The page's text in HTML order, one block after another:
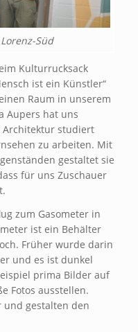
Süd
Kulturrucksack
ist ein Künstler“
Raum in unserem
Aupers hat uns
Architektur studiert
zu arbeiten. Mit
gestaltet sie
für uns Zuschauer
zum Gasometer in
ist ein Behälter
Früher wurde darin
und es ist dunkel
prima Bilder auf
Fotos ausstellen.
und gestalten den